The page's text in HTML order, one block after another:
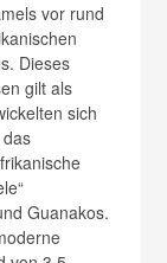
vor rund
Dieses
gilt als
sich
Guanakos.